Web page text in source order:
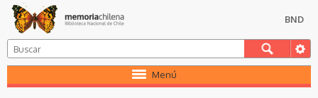
BND
Menú